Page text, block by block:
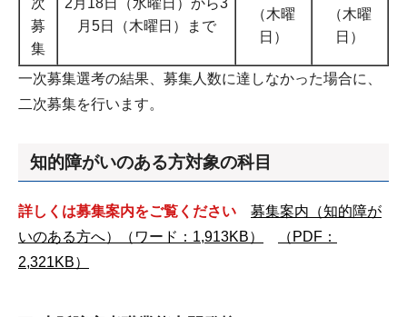
次
募
集
2月18日（水曜日）から3
月5日（木曜日）まで
（木曜
日）
（木曜
日）
一次募集選考の結果、募集人数に達しなかった場合に、
二次募集を行います。
知的障がいのある方対象の科目
詳しくは募集案内をご覧ください
募集案内（知的障が
いのある方へ）（ワード：1,913KB）
（PDF：
2,321KB）